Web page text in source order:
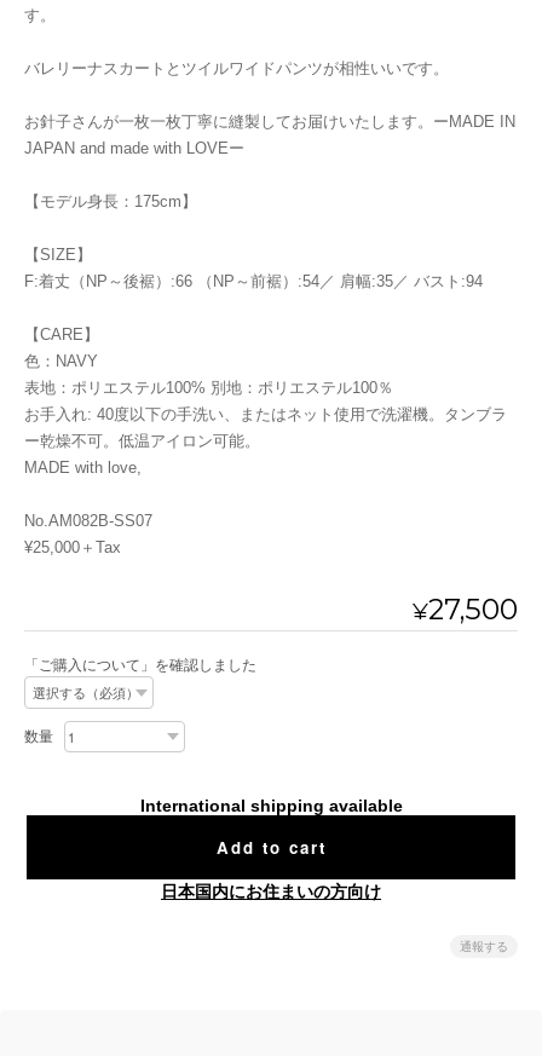
す。
バレリーナスカートとツイルワイドパンツが相性いいです。
お針子さんが一枚一枚丁寧に縫製してお届けいたします。ーMADE IN
JAPAN and made with LOVEー
【モデル身長：175cm】
【SIZE】
F:着丈（NP～後裾）:66 （NP～前裾）:54／ 肩幅:35／ バスト:94
【CARE】
色：NAVY
表地：ポリエステル100% 別地：ポリエステル100％
お手入れ: 40度以下の手洗い、またはネット使用で洗濯機。タンブラ
ー乾燥不可。低温アイロン可能。
MADE with love,
No.AM082B-SS07
¥25,000＋Tax
¥27,500
「ご購入について」を確認しました
数量
International shipping available
Add to cart
日本国内にお住まいの方向け
通報する